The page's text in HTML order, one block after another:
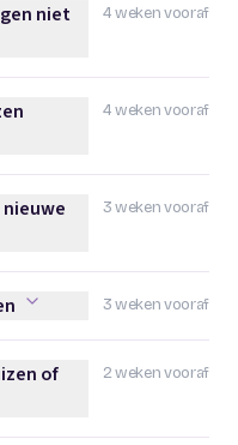
4 weken vooraf
aansluiten afvinken
niet
4 weken vooraf
afvinken
3 weken vooraf
adres afvinken
3 weken vooraf
2 weken vooraf
overstappen afvinken
of